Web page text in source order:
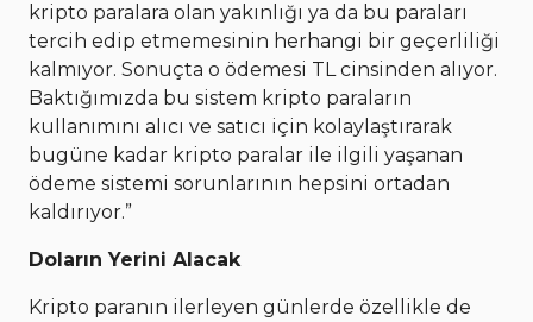
kripto paralara olan yakınlığı ya da bu paraları
tercih edip etmemesinin herhangi bir geçerliliği
kalmıyor. Sonuçta o ödemesi TL cinsinden alıyor.
Baktığımızda bu sistem kripto paraların
kullanımını alıcı ve satıcı için kolaylaştırarak
bugüne kadar kripto paralar ile ilgili yaşanan
ödeme sistemi sorunlarının hepsini ortadan
kaldırıyor.”
Doların Yerini Alacak
Kripto paranın ilerleyen günlerde özellikle de